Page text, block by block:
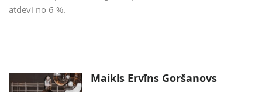
atdevi no 6 %.
Maikls Ervīns Goršanovs